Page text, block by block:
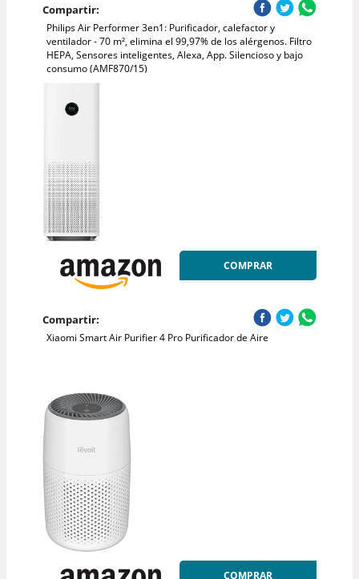
Compartir:
Philips Air Performer 3en1: Purificador, calefactor y
ventilador - 70 m², elimina el 99,97% de los alérgenos. Filtro
HEPA, Sensores inteligentes, Alexa, App. Silencioso y bajo
consumo (AMF870/15)
COMPRAR
Compartir:
Xiaomi Smart Air Purifier 4 Pro Purificador de Aire
COMPRAR